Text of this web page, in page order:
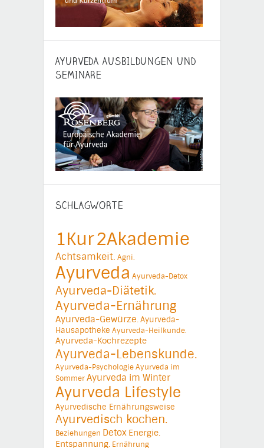
AYURVEDA AUSBILDUNGEN UND
SEMINARE
SCHLAGWORTE
1Kur2Akademie
Achtsamkeit. Agni.
Ayurveda Ayurveda-Detox
Ayurveda-Diätetik.
Ayurveda-Ernährung
Ayurveda-Gewürze.Ayurveda-
Hausapotheke Ayurveda-Heilkunde.
Ayurveda-Kochrezepte
Ayurveda-Lebenskunde.
Ayurveda-PsychologieAyurveda im
SommerAyurveda im Winter
Ayurveda Lifestyle
Ayurvedische Ernährungsweise
Ayurvedisch kochen.
Beziehungen Detox Energie.
Entspannung. Ernährung